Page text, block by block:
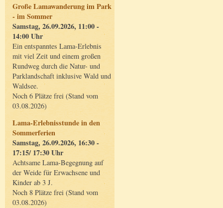
Große Lamawanderung im Park
- im Sommer
Samstag, 26.09.2026, 11:00 -
14:00 Uhr
Ein entspanntes Lama-Erlebnis
mit viel Zeit und einem großen
Rundweg durch die Natur- und
Parklandschaft inklusive Wald und
Waldsee.
Noch 6 Plätze frei (Stand vom
03.08.2026)
Lama-Erlebnisstunde in den
Sommerferien
Samstag, 26.09.2026, 16:30 -
17:15/ 17:30 Uhr
Achtsame Lama-Begegnung auf
der Weide für Erwachsene und
Kinder ab 3 J.
Noch 8 Plätze frei (Stand vom
03.08.2026)